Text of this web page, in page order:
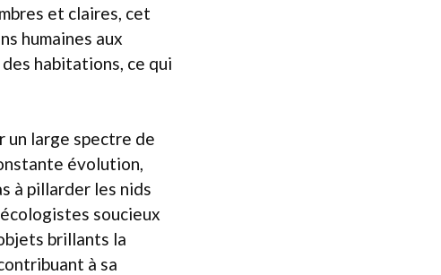
et claires, cet
humaines aux
habitations, ce qui
un large spectre de
évolution,
à pillarder les nids
soucieux
brillants la
à sa